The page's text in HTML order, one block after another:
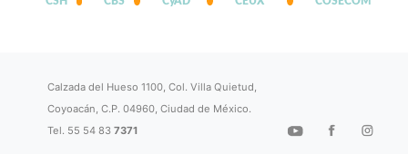
Calzada del Hueso 1100, Col. Villa Quietud,
Coyoacán, C.P. 04960, Ciudad de México.
Tel. 55 54 837371